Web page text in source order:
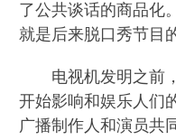
了公共谈话的商品化
就是后来脱口秀节目
电视机发明之前，
开始影响和娱乐人们
广播制作人和演员共